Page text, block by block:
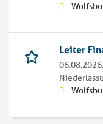
Leiter
06.08.2026,